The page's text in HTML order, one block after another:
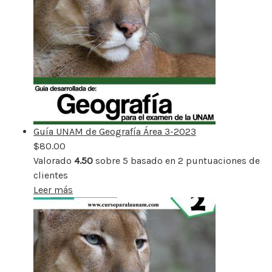
Guía UNAM de Geografía Área 3-2023
$80.00
Valorado 4.50 sobre 5 basado en 2 puntuaciones de
clientes
Leer más